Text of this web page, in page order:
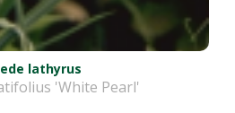
lathyrus
'White Pearl'